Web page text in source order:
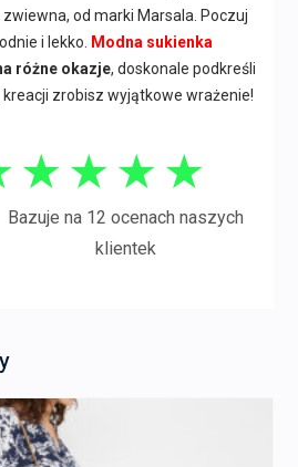
od marki Marsala. Poczuj
i lekko. Modna sukienka
różne okazje, doskonale podkreśli
zrobisz wyjątkowe wrażenie!
★ ★ ★ ★
Bazuje na 12 ocenach naszych
klientek